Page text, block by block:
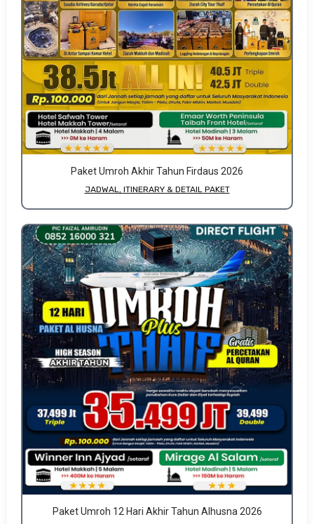
Paket Umroh Akhir Tahun Firdaus 2026
JADWAL, ITINERARY & DETAIL PAKET
Paket Umroh 12 Hari Akhir Tahun Alhusna 2026